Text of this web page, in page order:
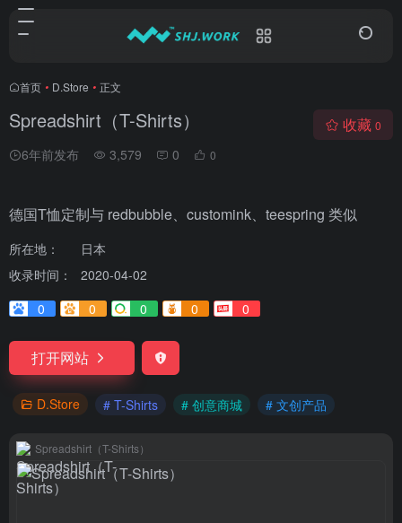
首页 • D.Store • 正文
Spreadshirt（T-Shirts）
6年前发布 3,579 0 0
收藏 0
德国T恤定制与 redbubble、customink、teespring 类似
所在地：
日本
收录时间：
2020-04-02
0
0 0 0 0
打开网站
D.Store # T-Shirts # 创意商城 # 文创产品
Spreadshirt（T-Shirts）